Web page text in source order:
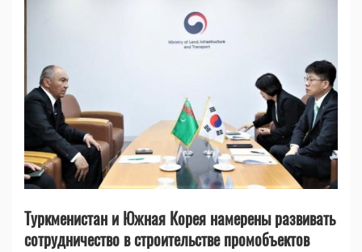
Туркменистан и Южная Корея намерены развивать
сотрудничество в строительстве промобъектов